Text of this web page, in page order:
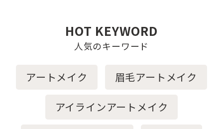
HOT KEYWORD
人気のキーワード
アートメイク 眉毛アートメイク
アイラインアートメイク